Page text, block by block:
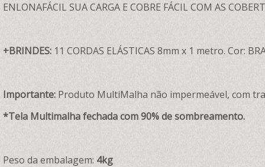
ENLONAFÁCIL SUA CARGA E COBRE FÁCIL COM AS
+BRINDES: 11 CORDAS ELÁSTICAS 8mm x 1 metro. Cor:
Importante: Produto MultiMalha não impermeável, com
*Tela Multimalha fechada com 90% de sombreamento.
Peso da embalagem: 4kg